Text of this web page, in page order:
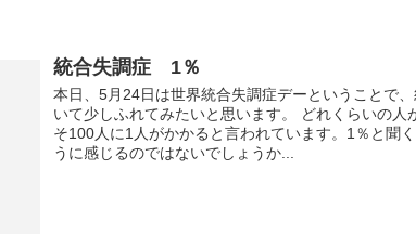
統合失調症 1％
本日、5月24日は世界統合失調症デーということで
いて少しふれてみたいと思います。 どれくらいの人
そ100人に1人がかかると言われています。1％と聞
うに感じるのではないでしょうか...